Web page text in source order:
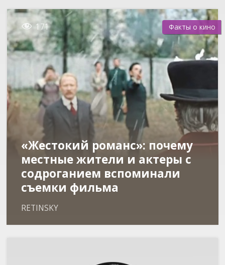
 171 Факты о кино
«Жестокий романс»: почему
местные жители и актеры с
содроганием вспоминали
съемки фильма
RETINSKY